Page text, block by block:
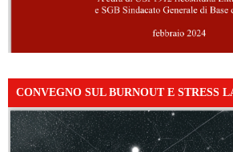
CONVEGNO SUL BURNOUT E STRESS